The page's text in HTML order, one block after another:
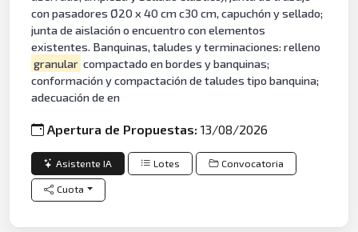
con pasadores Ø20 x 40 cm c30 cm, capuchón y sellado;
junta de aislación o encuentro con elementos
existentes. Banquinas, taludes y terminaciones: relleno
granular compactado en bordes y banquinas;
conformación y compactación de taludes tipo banquina;
adecuación de en
Apertura de Propuestas:13/08/2026
Asistente IA Lotes Convocatoria
Cuota